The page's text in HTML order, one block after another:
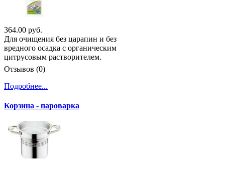
364.00 руб.
Для очищения без царапин и без
вредного осадка с органическим
цитрусовым растворителем.
Отзывов (0)
Подробнее...
Корзина - пароварка